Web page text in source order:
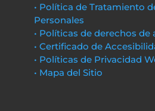
• Política de Tratamiento
Personales
• Políticas de derechos de
• Certificado de
• Políticas de Privacidad
• Mapa del Sitio